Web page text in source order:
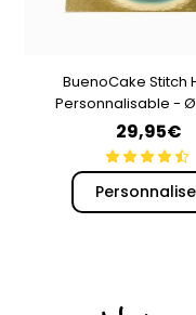
BuenoCake Stitch
Personnalisable - Ø
29,95€